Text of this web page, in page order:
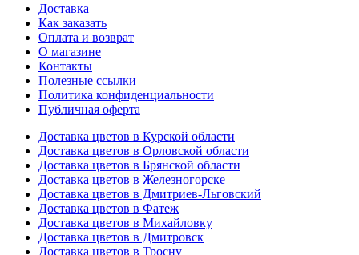
Доставка
Как заказать
Оплата и возврат
О магазине
Контакты
Полезные ссылки
Политика конфиденциальности
Публичная оферта
Доставка цветов в Курской области
Доставка цветов в Орловской области
Доставка цветов в Брянской области
Доставка цветов в Железногорске
Доставка цветов в Дмитриев-Льговский
Доставка цветов в Фатеж
Доставка цветов в Михайловку
Доставка цветов в Дмитровск
Доставка цветов в Тросну